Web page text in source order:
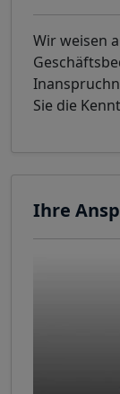
Wir weisen
Sie die
Ihre